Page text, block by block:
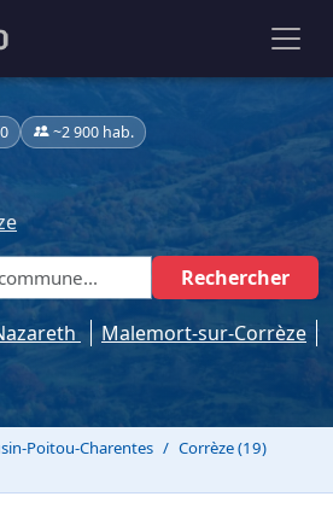
~2 900 hab.
Rechercher
Malemort-sur-Corrèze
Poitou-Charentes
Corrèze (19)